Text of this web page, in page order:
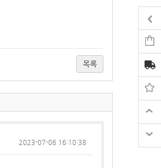
목록
2023-07-06 16:10:38